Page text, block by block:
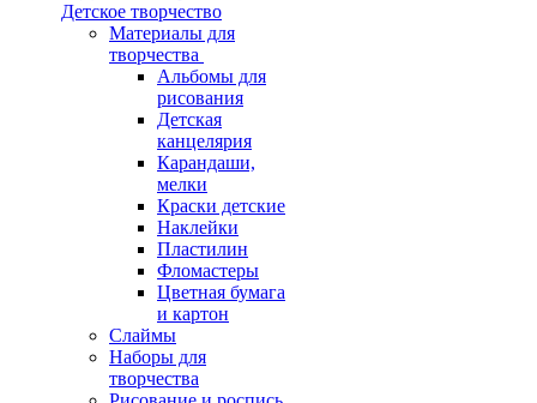
Детское творчество
Материалы для
творчества
Альбомы для
рисования
Детская
канцелярия
Карандаши,
мелки
Краски детские
Наклейки
Пластилин
Фломастеры
Цветная бумага
и картон
Слаймы
Наборы для
творчества